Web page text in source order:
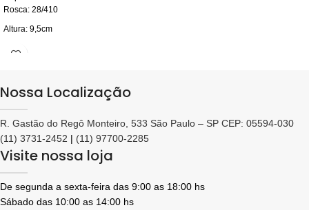
Rosca: 28/410
Altura: 9,5cm
Nossa Localização
R. Gastão do Regô Monteiro, 533 São Paulo – SP CEP: 05594-030
(11) 3731-2452 | (11) 97700-2285
Visite nossa loja
De segunda a sexta-feira das 9:00 as 18:00 hs
Sábado das 10:00 as 14:00 hs